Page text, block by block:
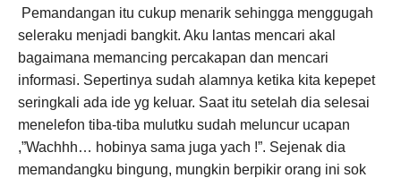
Pemandangan itu cukup menarik sehingga menggugah
seleraku menjadi bangkit. Aku lantas mencari akal
bagaimana memancing percakapan dan mencari
informasi. Sepertinya sudah alamnya ketika kita kepepet
seringkali ada ide yg keluar. Saat itu setelah dia selesai
menelefon tiba-tiba mulutku sudah meluncur ucapan
,”Wachhh… hobinya sama juga yach !”. Sejenak dia
memandangku bingung, mungkin berpikir orang ini sok